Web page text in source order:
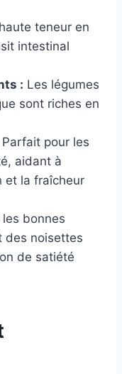
teneur en
intestinal
: Les légumes
sont riches en
Parfait pour les
aidant à
et la fraîcheur
bonnes
des noisettes
de satiété